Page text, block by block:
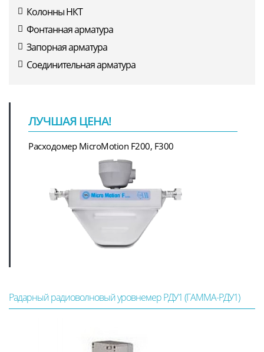
Колонны НКТ
Фонтанная арматура
Запорная арматура
Соединительная арматура
ЛУЧШАЯ ЦЕНА!
Расходомер MicroMotion F200, F300
Радарный радиоволновый уровнемер РДУ1 (ГАММА-РДУ1)